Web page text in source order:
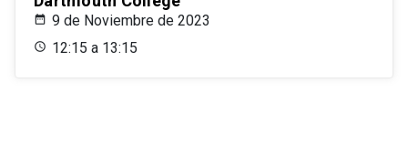
9 de Noviembre de 2023
12:15 a 13:15